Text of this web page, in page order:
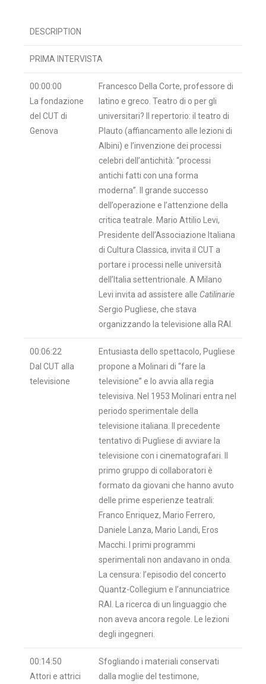
DESCRIPTION
PRIMA INTERVISTA
00:00:00
La fondazione
del CUT di
Genova
Francesco Della Corte, professore di
latino e greco. Teatro di o per gli
universitari? Il repertorio: il teatro di
Plauto (affiancamento alle lezioni di
Albini) e l’invenzione dei processi
celebri dell’antichità: “processi
antichi fatti con una forma
moderna”. Il grande successo
dell’operazione e l’attenzione della
critica teatrale. Mario Attilio Levi,
Presidente dell’Associazione Italiana
di Cultura Classica, invita il CUT a
portare i processi nelle università
dell’Italia settentrionale. A Milano
Levi invita ad assistere alle Catilinarie
Sergio Pugliese, che stava
organizzando la televisione alla RAI.
00:06:22
Dal CUT alla
televisione
Entusiasta dello spettacolo, Pugliese
propone a Molinari di “fare la
televisione” e lo avvia alla regia
televisiva. Nel 1953 Molinari entra nel
periodo sperimentale della
televisione italiana. Il precedente
tentativo di Pugliese di avviare la
televisione con i cinematografari. Il
primo gruppo di collaboratori è
formato da giovani che hanno avuto
delle prime esperienze teatrali:
Franco Enriquez, Mario Ferrero,
Daniele Lanza, Mario Landi, Eros
Macchi. I primi programmi
sperimentali non andavano in onda.
La censura: l’episodio del concerto
Quantz-Collegium e l’annunciatrice
RAI. La ricerca di un linguaggio che
non aveva ancora regole. Le lezioni
degli ingegneri.
00:14:50
Attori e attrici
Sfogliando i materiali conservati
dalla moglie del testimone,